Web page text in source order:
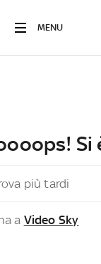
MENU
più tardi
a Video Sky